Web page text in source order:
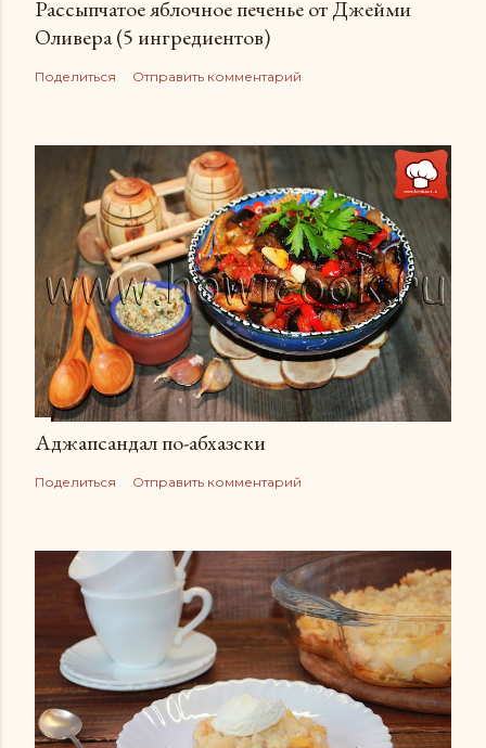
Рассыпчатое яблочное печенье от Джейми
Оливера (5 ингредиентов)
Поделиться Отправить комментарий
Аджапсандал по-абхазски
Поделиться Отправить комментарий